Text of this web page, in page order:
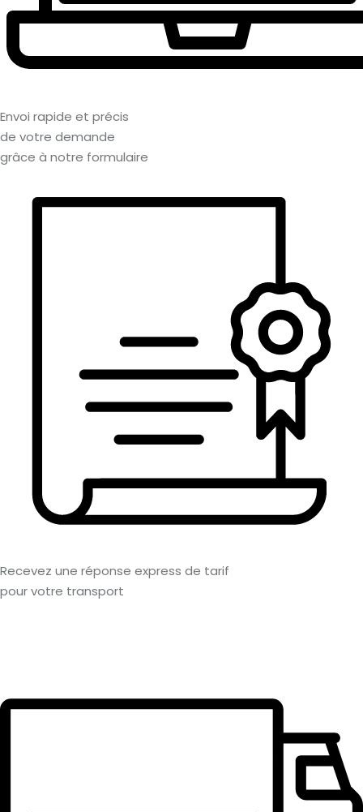
Envoi rapide et précis
de votre demande
grâce à notre formulaire
Recevez une réponse express de tarif
pour votre transport